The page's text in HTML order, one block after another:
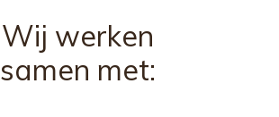
Wij werken
samen met: